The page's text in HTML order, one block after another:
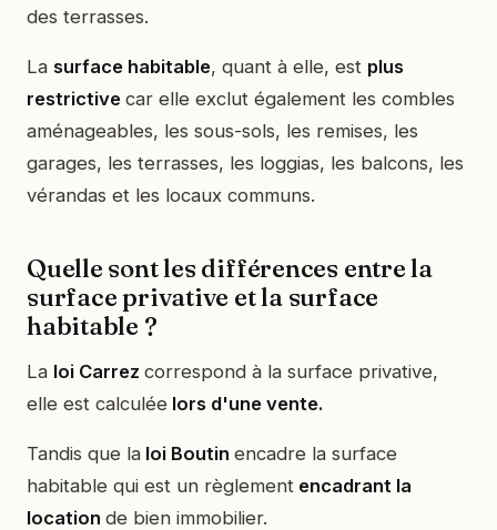
des terrasses.
La surface habitable, quant à elle, est plus
restrictive car elle exclut également les combles
aménageables, les sous-sols, les remises, les
garages, les terrasses, les loggias, les balcons, les
vérandas et les locaux communs.
Quelle sont les différences entre la
surface privative et la surface
habitable ?
La loi Carrez correspond à la surface privative,
elle est calculée lors d'une vente.
Tandis que la loi Boutin encadre la surface
habitable qui est un règlement encadrant la
location de bien immobilier.